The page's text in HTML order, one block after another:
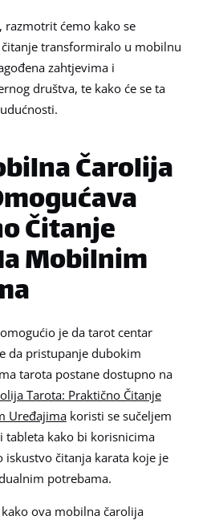
razmotrit ćemo kako se
transformiralo u mobilnu
zahtjevima i
društva, te kako će se ta
Čarolija
Čitanje
Mobilnim
je da tarot centar
da pristupanje dubokim
tarota postane dostupno na
Tarota: Praktično Čitanje
Uređajimakoristi se sučeljem
tableta kako bi korisnicima
čitanja karata koje je
potrebama.
ova mobilna čarolija